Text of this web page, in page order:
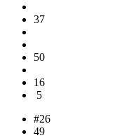
37
50
16
5
#26
49